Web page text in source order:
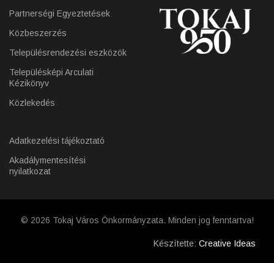
Partnerségi Egyeztetések
Közbeszerzés
Településrendezési eszközök
Településképi Arculati
Kézikönyv
Közlekedés
Adatkezelési tájékoztató
Akadálymentesítési
nyilatkozat
© 2026 Tokaj Város Önkormányzata. Minden jog fenntartva!
Készítette: Creative Ideas